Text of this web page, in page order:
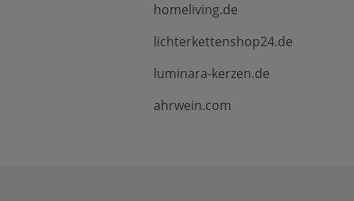
homeliving.de
lichterkettenshop24.de
luminara-kerzen.de
ahrwein.com